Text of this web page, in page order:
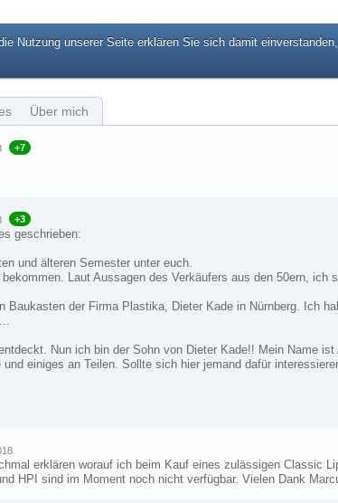
Nutzung unserer Seite erklären Sie sich damit
Über mich
+7
+3
geschrieben:
und älteren Semester unter euch.
Laut Aussagen des Verkäufers aus den 50ern, ich
Baukasten der Firma Plastika, Dieter Kade in Nürnberg. Ich
Nun ich bin der Sohn von Dieter Kade!! Mein Name
einiges an Teilen. Sollte sich hier jemand dafür
erklären worauf ich beim Kauf eines zulässigen Classic
HPI sind im Moment noch nicht verfügbar. Vielen Dank